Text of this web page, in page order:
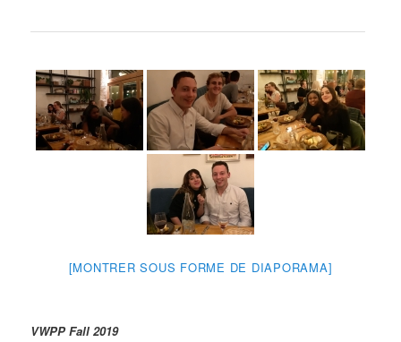
[MONTRER SOUS FORME DE DIAPORAMA]
VWPP Fall 2019